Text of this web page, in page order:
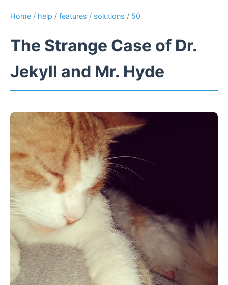
Home / help / features / solutions / 50
The Strange Case of Dr.
Jekyll and Mr. Hyde